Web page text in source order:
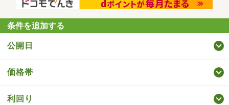
条件を追加する
公開日
価格帯
利回り